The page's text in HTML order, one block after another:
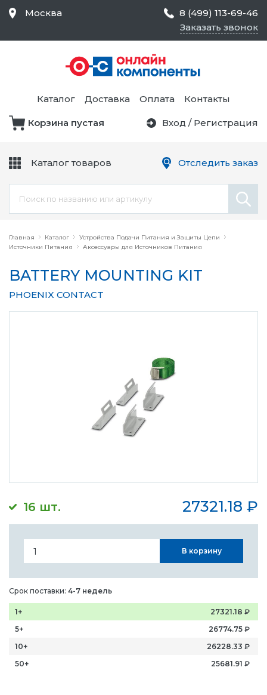
Главная Каталог
Устройства Подачи Питания и Защиты Цепи
Источники Питания
Аксессуары для Источников Питания
BATTERY MOUNTING KIT
PHOENIX CONTACT
16 шт. 27321.18 ₽
В корзину
Срок поставки: 4-7 недель
1+ 27321.18 ₽
5+
26774.75 ₽
10+
26228.33 ₽
50+
25681.91 ₽
Москва
8 (499) 113-69-46
Заказать звонок
Каталог Доставка Оплата Контакты
Корзина пустая Вход / Регистрация
Каталог товаров
Средства Контроля
Статического
Электричества и
Безопасности,
Товары для Чистых
Цепи
Оборудование
Отследить заказ